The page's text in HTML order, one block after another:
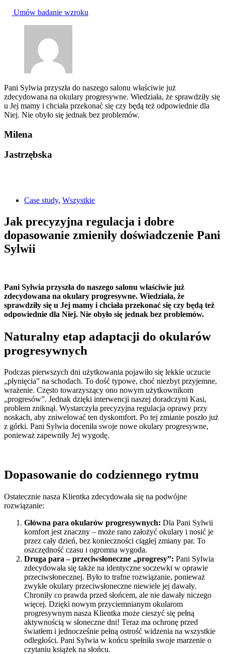
Umów badanie wzroku
Pani Sylwia przyszła do naszego salonu właściwie już
zdecydowana na okulary progresywne. Wiedziała, że sprawdziły się
u Jej mamy i chciała przekonać się czy będą też odpowiednie dla
Niej. Nie obyło się jednak bez problemów.
Milena
Jastrzębska
Case study, Wszystkie
Jak precyzyjna regulacja i dobre
dopasowanie zmieniły doświadczenie Pani
Sylwii
Pani Sylwia przyszła do naszego salonu właściwie już
zdecydowana na okulary progresywne. Wiedziała, że
sprawdziły się u Jej mamy i chciała przekonać się czy będą też
odpowiednie dla Niej. Nie obyło się jednak bez problemów.
Naturalny etap adaptacji do okularów
progresywnych
Podczas pierwszych dni użytkowania pojawiło się lekkie uczucie
„płynięcia” na schodach. To dość typowe, choć niezbyt przyjemne,
wrażenie. Często towarzyszący ono nowym użytkownikom
„progresów”. Jednak dzięki interwencji naszej doradczyni Kasi,
problem zniknął. Wystarczyła precyzyjna regulacja oprawy przy
noskach, aby zniwelować ten dyskomfort. Po tej zmianie poszło już
z górki. Pani Sylwia doceniła swoje nowe okulary progresywne,
ponieważ zapewniły Jej wygodę.
Dopasowanie do codziennego rytmu
Ostatecznie nasza Klientka zdecydowała się na podwójne
rozwiązanie:
Główna para okularów progresywnych: Dla Pani Sylwii
komfort jest znaczny – może rano założyć okulary i nosić je
przez cały dzień, bez konieczności ciągłej zmiany par. To
oszczędność czasu i ogromna wygoda.
Druga para – przeciwsłoneczne „progresy”: Pani Sylwia
zdecydowała się także na identyczne soczewki w oprawie
przeciwsłonecznej. Było to trafne rozwiązanie, ponieważ
zwykłe okulary przeciwsłoneczne niewiele jej dawały.
Chroniły co prawda przed słońcem, ale nie dawały niczego
więcej. Dzięki nowym przyciemnianym okularom
progresywnym nasza Klientka może cieszyć się pełną
aktywnością w słoneczne dni! Teraz ma ochronę przed
światłem i jednocześnie pełną ostrość widzenia na wszystkie
odległości. Pani Sylwia w końcu spełniła swoje marzenie o
czytaniu książek na słońcu.